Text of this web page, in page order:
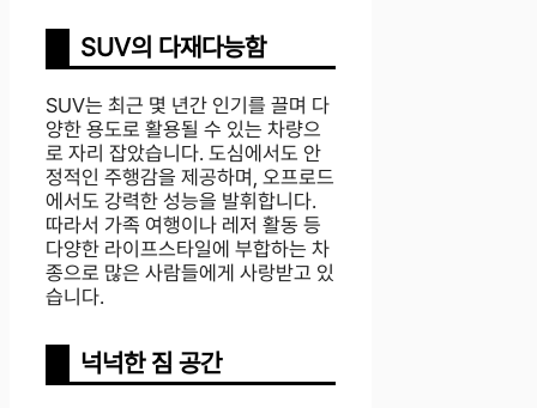
SUV의 다재다능함
SUV는 최근 몇 년간 인기를 끌며 다
양한 용도로 활용될 수 있는 차량으
로 자리 잡았습니다. 도심에서도 안
정적인 주행감을 제공하며, 오프로드
에서도 강력한 성능을 발휘합니다.
따라서 가족 여행이나 레저 활동 등
다양한 라이프스타일에 부합하는 차
종으로 많은 사람들에게 사랑받고 있
습니다.
넉넉한 짐 공간